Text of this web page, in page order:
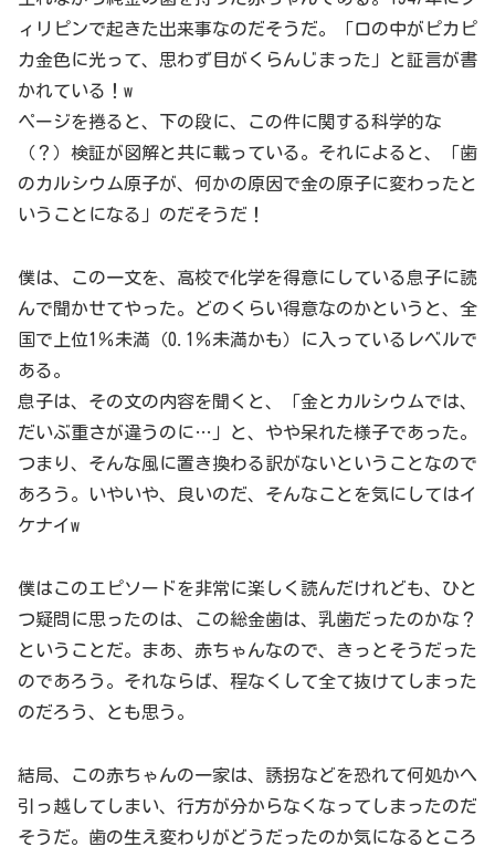
ィリピンで起きた出来事なのだそうだ。「口の中がピカピ
カ金色に光って、思わず目がくらんじまった」と証言が書
かれている！w
ページを捲ると、下の段に、この件に関する科学的な
（？）検証が図解と共に載っている。それによると、「歯
のカルシウム原子が、何かの原因で金の原子に変わったと
いうことになる」のだそうだ！
僕は、この一文を、高校で化学を得意にしている息子に読
んで聞かせてやった。どのくらい得意なのかというと、全
国で上位1％未満（0.1％未満かも）に入っているレベルで
ある。
息子は、その文の内容を聞くと、「金とカルシウムでは、
だいぶ重さが違うのに…」と、やや呆れた様子であった。
つまり、そんな風に置き換わる訳がないということなので
あろう。いやいや、良いのだ、そんなことを気にしてはイ
ケナイw
僕はこのエピソードを非常に楽しく読んだけれども、ひと
つ疑問に思ったのは、この総金歯は、乳歯だったのかな？
ということだ。まあ、赤ちゃんなので、きっとそうだった
のであろう。それならば、程なくして全て抜けてしまった
のだろう、とも思う。
結局、この赤ちゃんの一家は、誘拐などを恐れて何処かへ
引っ越してしまい、行方が分からなくなってしまったのだ
そうだ。歯の生え変わりがどうだったのか気になるところ